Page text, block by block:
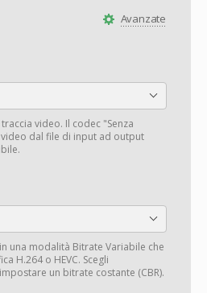
Avanzate
video. Il codec "Senza
dal file di input ad output
una modalità Bitrate Variabile che
H.264 o HEVC. Scegli
un bitrate costante (CBR).